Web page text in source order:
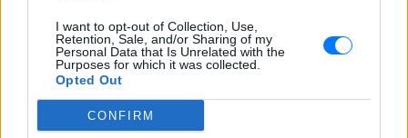
I want to opt-out of Collection, Use,
Retention, Sale, and/or Sharing of my
Personal Data that Is Unrelated with the
Purposes for which it was collected.
Opted Out
CONFIRM
ΔΕΙΤΕ ΕΠΙΣΗΣ
ΣΤΗΝ ΙΔΙΑ ΚΑΤΗΓΟΡΙΑ